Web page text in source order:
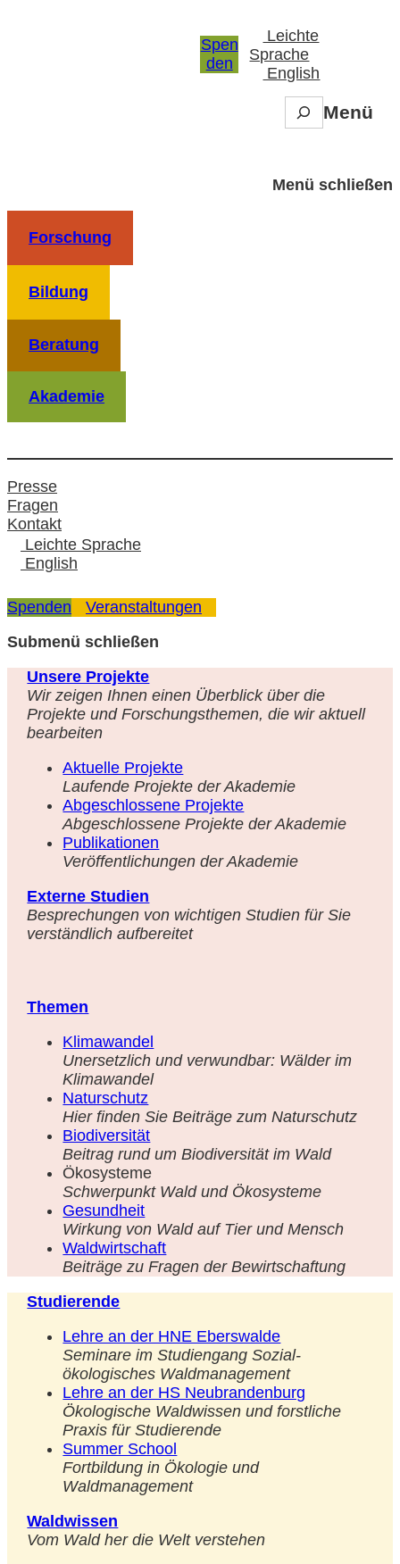
Spen
den
Leichte
Sprache
English
c
Menü
Menü schließen
Forschung
Bildung
Beratung
Akademie
Presse
Fragen
Kontakt
Leichte Sprache
English
Spenden
Veranstaltungen
Submenü schließen
Unsere Projekte
Wir zeigen Ihnen einen Überblick über die
Projekte und Forschungsthemen, die wir aktuell
bearbeiten
Aktuelle Projekte
Laufende Projekte der Akademie
Abgeschlossene Projekte
Abgeschlossene Projekte der Akademie
Publikationen
Veröffentlichungen der Akademie
Externe Studien
Besprechungen von wichtigen Studien für Sie
verständlich aufbereitet
Themen
Klimawandel
Unersetzlich und verwundbar: Wälder im
Klimawandel
Naturschutz
Hier finden Sie Beiträge zum Naturschutz
Biodiversität
Beitrag rund um Biodiversität im Wald
Ökosysteme
Schwerpunkt Wald und Ökosysteme
Gesundheit
Wirkung von Wald auf Tier und Mensch
Waldwirtschaft
Beiträge zu Fragen der Bewirtschaftung
Studierende
Lehre an der HNE Eberswalde
Seminare im Studiengang Sozial-
ökologisches Waldmanagement
Lehre an der HS Neubrandenburg
Ökologische Waldwissen und forstliche
Praxis für Studierende
Summer School
Fortbildung in Ökologie und
Waldmanagement
Waldwissen
Vom Wald her die Welt verstehen